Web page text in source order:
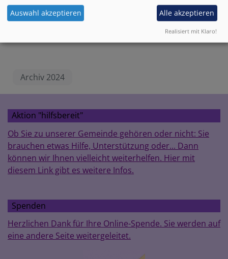
Mittwochs, 18.30 - 19.30 Uhr im ev. Gemeindehaus,,
Surauerstr. 3.
Archiv 2024
Aktion "hilfsbereit"
Ob Sie zu unserer Gemeinde gehören oder nicht: Sie
brauchen etwas Hilfe, Unterstützung oder... Dann
können wir Ihnen vielleicht weiterhelfen. Hier mit
diesem Link gibt es weitere Infos.
Spenden
Herzlichen Dank für Ihre Online-Spende. Sie werden auf
eine andere Seite weitergeleitet.
Auswahl akzeptieren Alle akzeptieren
Realisiert mit Klaro!